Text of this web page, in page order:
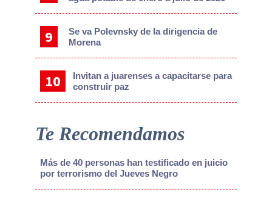
Se va Polevnsky de la dirigencia de
Morena
Invitan a juarenses a capacitarse para
construir paz
Te Recomendamos
Más de 40 personas han testificado en juicio
por terrorismo del Jueves Negro